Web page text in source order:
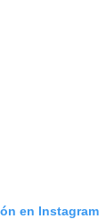
en Instagram